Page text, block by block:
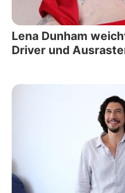
Lena Dunham
Driver und